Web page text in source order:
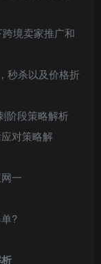
跨境卖家推广和
秒杀以及价格折
阶段策略解析
对策略解
一
?